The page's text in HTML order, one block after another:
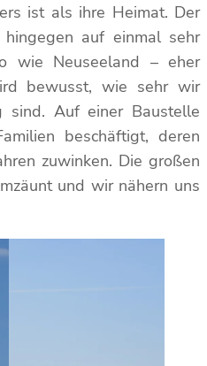
ist als ihre Heimat. Der
auf einmal sehr
wie Neuseeland – eher
bewusst, wie sehr wir
sind. Auf einer Baustelle
beschäftigt, deren
zuwinken. Die großen
und wir nähern uns